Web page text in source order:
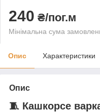
240 ₴/пог.м
Мінімальна сума
Опис Характеристики
Опис
🧵 Кашкорсе